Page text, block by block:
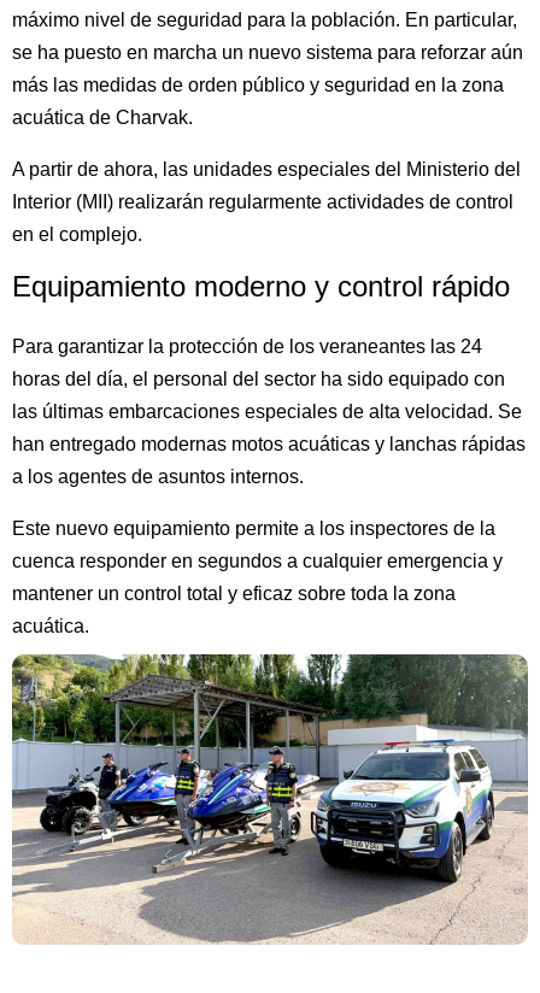
máximo nivel de seguridad para la población. En particular,
se ha puesto en marcha un nuevo sistema para reforzar aún
más las medidas de orden público y seguridad en la zona
acuática de Charvak.
A partir de ahora, las unidades especiales del Ministerio del
Interior (MII) realizarán regularmente actividades de control
en el complejo.
Equipamiento moderno y control rápido
Para garantizar la protección de los veraneantes las 24
horas del día, el personal del sector ha sido equipado con
las últimas embarcaciones especiales de alta velocidad. Se
han entregado modernas motos acuáticas y lanchas rápidas
a los agentes de asuntos internos.
Este nuevo equipamiento permite a los inspectores de la
cuenca responder en segundos a cualquier emergencia y
mantener un control total y eficaz sobre toda la zona
acuática.